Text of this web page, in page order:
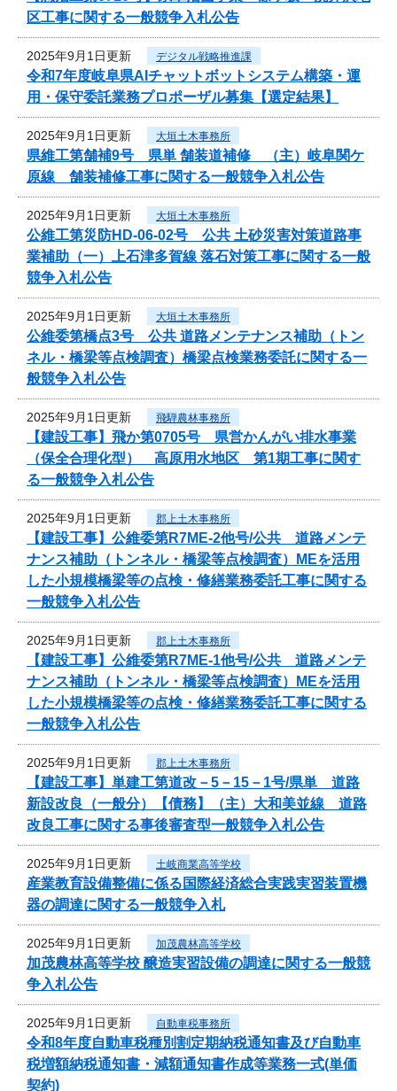
区工事に関する一般競争入札公告
2025年9月1日更新 デジタル戦略推進課
令和7年度岐阜県AIチャットボットシステム構築・運
用・保守委託業務プロポーザル募集【選定結果】
2025年9月1日更新 大垣土木事務所
県維工第舗補9号 県単 舗装道補修 （主）岐阜関ケ
原線 舗装補修工事に関する一般競争入札公告
2025年9月1日更新 大垣土木事務所
公維工第災防HD-06-02号 公共 土砂災害対策道路事
業補助（一）上石津多賀線 落石対策工事に関する一般
競争入札公告
2025年9月1日更新 大垣土木事務所
公維委第橋点3号 公共 道路メンテナンス補助（トン
ネル・橋梁等点検調査）橋梁点検業務委託に関する一
般競争入札公告
2025年9月1日更新 飛騨農林事務所
【建設工事】飛か第0705号 県営かんがい排水事業
（保全合理化型） 高原用水地区 第1期工事に関す
る一般競争入札公告
2025年9月1日更新 郡上土木事務所
【建設工事】公維委第R7ME-2他号/公共 道路メンテ
ナンス補助（トンネル・橋梁等点検調査）MEを活用
した小規模橋梁等の点検・修繕業務委託工事に関する
一般競争入札公告
2025年9月1日更新 郡上土木事務所
【建設工事】公維委第R7ME-1他号/公共 道路メンテ
ナンス補助（トンネル・橋梁等点検調査）MEを活用
した小規模橋梁等の点検・修繕業務委託工事に関する
一般競争入札公告
2025年9月1日更新 郡上土木事務所
【建設工事】単建工第道改－5－15－1号/県単 道路
新設改良（一般分）【債務】（主）大和美並線 道路
改良工事に関する事後審査型一般競争入札公告
2025年9月1日更新 土岐商業高等学校
産業教育設備整備に係る国際経済総合実践実習装置機
器の調達に関する一般競争入札
2025年9月1日更新 加茂農林高等学校
加茂農林高等学校 醸造実習設備の調達に関する一般競
争入札公告
2025年9月1日更新 自動車税事務所
令和8年度自動車税種別割定期納税通知書及び自動車
税増額納税通知書・減額通知書作成等業務一式(単価
契約)